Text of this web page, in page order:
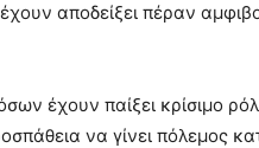
αποδείξει πέραν
έχουν παίξει κρίσιμο
να γίνει πόλεμος